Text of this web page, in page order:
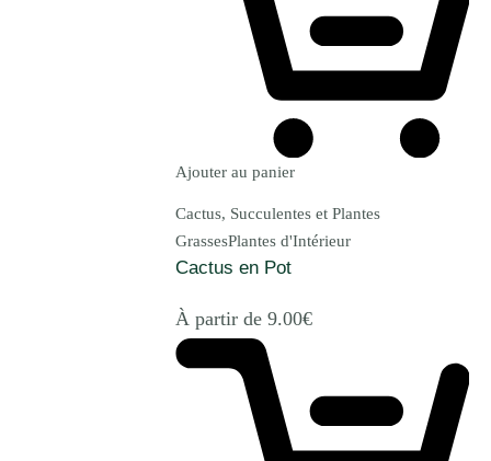
Ajouter au panier
Cactus, Succulentes et Plantes
GrassesPlantes d'Intérieur
Cactus en Pot
À partir de 9.00€